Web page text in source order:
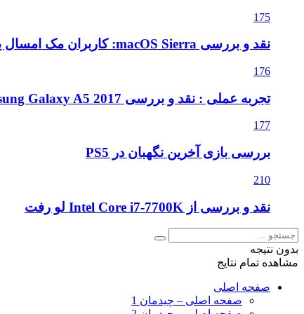
175
نقد و بررسی macOS Sierra: کاربران مک امسال یک به روزرسانی متوسط را دریافت می کنند
176
تجربه عملی : نقد و بررسی Samsung Galaxy A5 2017
177
بررسی بازی آخرین نگهبان در PS5
210
نقد و بررسی از Intel Core i7-7700K لو رفت
بدون نتیجه
مشاهده تمام نتایج
صفحه اصلی
صفحه اصلی – چیدمان 1